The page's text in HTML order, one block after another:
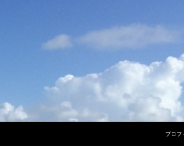
プロフ